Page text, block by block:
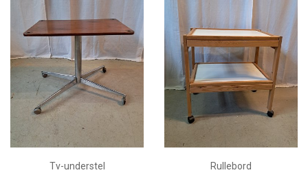
Tv-understel
Rullebord